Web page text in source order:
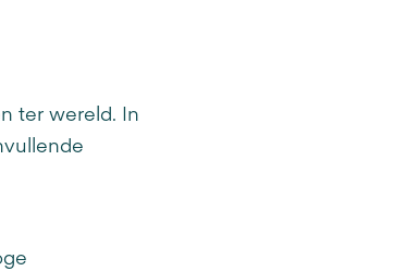
ter wereld. In